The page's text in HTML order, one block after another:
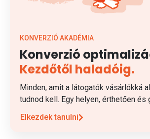
KONVERZIÓ AKADÉMIA
Konverzió
Kezdőtől haladóig.
Minden, amit a látogatók vásárlókká
tudnod kell. Egy helyen, érthetően és
Elkezdek tanulni